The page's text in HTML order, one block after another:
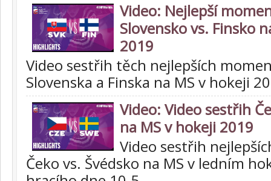
Video: Nejlepší
Slovensko vs. Finsko
2019
Video sestřih těch nejlepších
Slovenska a Finska na MS v hokeji
Video: Video sestřih
na MS v hokeji 2019
Video sestřih
Čeko vs. Švédsko na MS v ledním